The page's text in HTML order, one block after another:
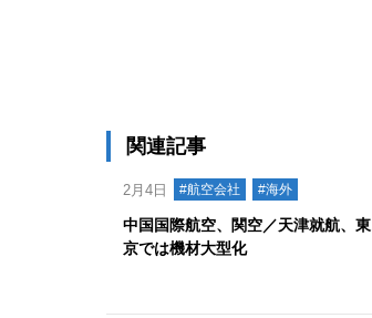
関連記事
2月4日 #航空会社 #海外
中国国際航空、関空／天津就航、東
京では機材大型化